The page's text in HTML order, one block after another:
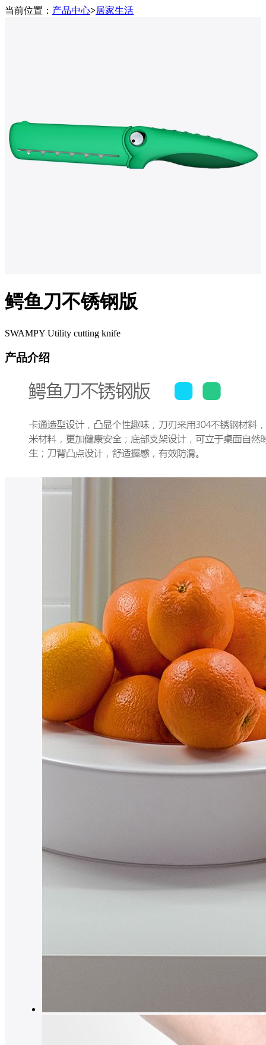
当前位置： 产品中心>居家生活
鳄鱼刀不锈钢版
SWAMPY Utility cutting knife
产品介绍